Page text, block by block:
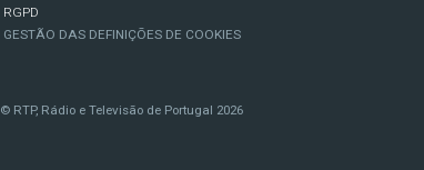
RGPD
GESTÃO DAS DEFINIÇÕES DE COOKIES
© RTP, Rádio e Televisão de Portugal 2026